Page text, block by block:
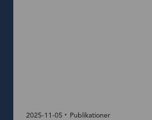
2025-11-05 Publikationer